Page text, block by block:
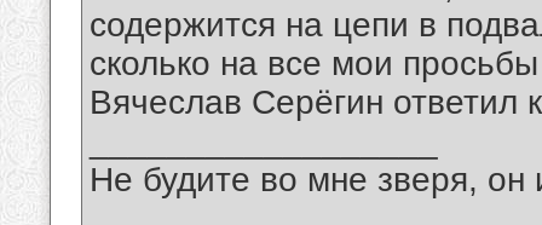
содержится на цепи в
сколько на все мои
Вячеслав Серёгин ответил
Не будите во мне зверя, он